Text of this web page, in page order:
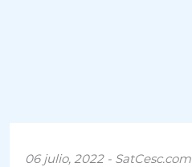
06 julio, 2022 - SatCesc.com